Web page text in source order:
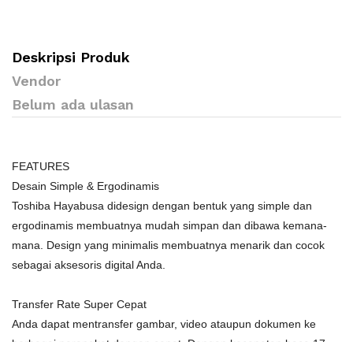
Deskripsi Produk
Vendor
Belum ada ulasan
FEATURES
Desain Simple & Ergodinamis
Toshiba Hayabusa didesign dengan bentuk yang simple dan
ergodinamis membuatnya mudah simpan dan dibawa kemana-
mana. Design yang minimalis membuatnya menarik dan cocok
sebagai aksesoris digital Anda.
Transfer Rate Super Cepat
Anda dapat mentransfer gambar, video ataupun dokumen ke